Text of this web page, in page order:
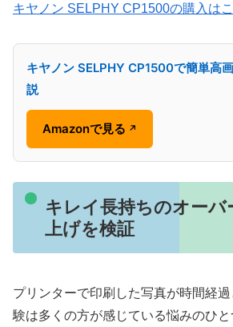
キヤノン SELPHY CP1500の購入は
キヤノン SELPHY CP1500で簡単高
説
Amazonで見る ↗
キレイ長持ちのオーバ
上げを検証
プリンターで印刷した写真が時間経
験は多くの方が感じている悩みのひと